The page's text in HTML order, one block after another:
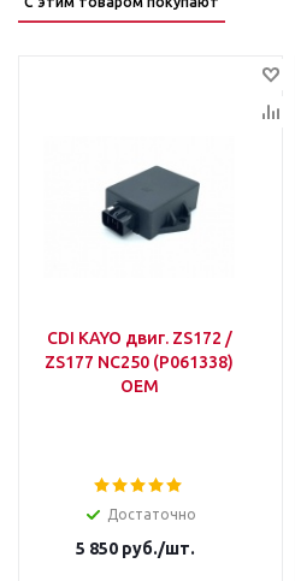
CDI KAYO двиг. ZS172 /
ZS177 NC250 (P061338)
OEM
Достаточно
5 850руб./шт.